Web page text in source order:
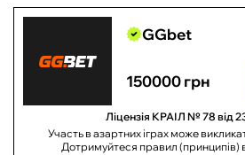
GGbet
150000 грн
Ліцензія КРАІЛ № 78 від
Участь в азартних іграх може
Дотримуйтеся правил (принципів)